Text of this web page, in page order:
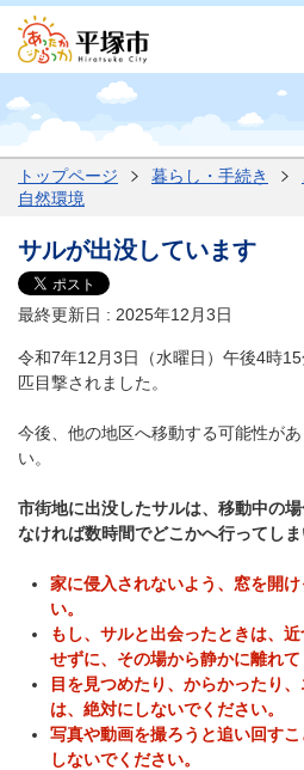
トップページ 暮らし・手続き
自然環境
サルが出没しています
最終更新日 : 2025年12月3日
令和7年12月3日（水曜日）午後4時
匹目撃されました。
今後、他の地区へ移動する可能性が
い。
市街地に出没したサルは、移動中の
なければ数時間でどこかへ行ってしま
家に侵入されないよう、窓を開
い。
もし、サルと出会ったときは、
せずに、その場から静かに離れて
目を見つめたり、からかったり
は、絶対にしないでください。
写真や動画を撮ろうと追い回す
しないでください。